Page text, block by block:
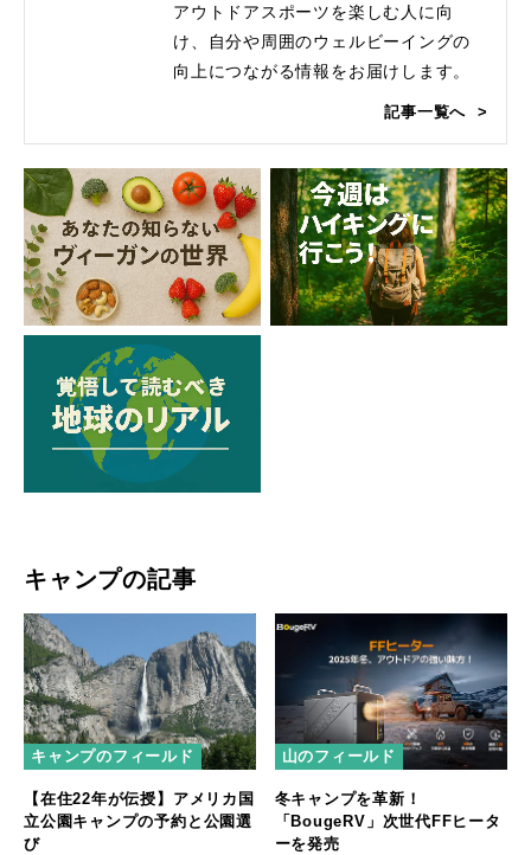
アウトドアスポーツを楽しむ人に向
け、自分や周囲のウェルビーイングの
向上につながる情報をお届けします。
記事一覧へ
キャンプの記事
キャンプのフィールド
【在住22年が伝授】アメリカ国
立公園キャンプの予約と公園選
び
山のフィールド
冬キャンプを革新！
「BougeRV」次世代FFヒータ
ーを発売